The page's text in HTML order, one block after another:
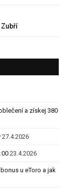
a získej 380
27.4.2026
23.4.2026
u eToro a jak